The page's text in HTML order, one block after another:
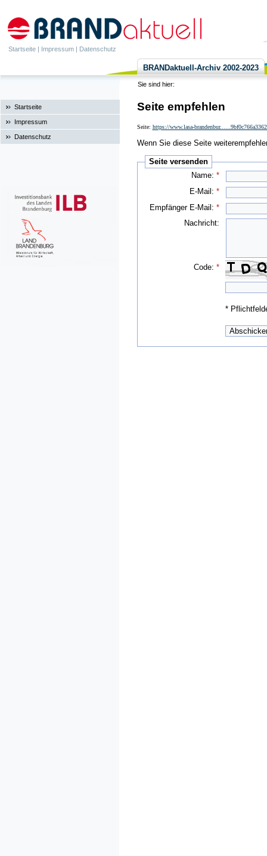
Startseite | Impressum | Datenschutz
BRANDaktuell-Archiv 2002-2023
Sie sind hier:
Startseite
Impressum
Datenschutz
Seite empfehlen
Seite: https://www.lasa-
Wenn Sie diese Seite
Seite versenden
Name:*
E-Mail:*
Empfänger E-Mail:*
Nachricht:
Code:*
*